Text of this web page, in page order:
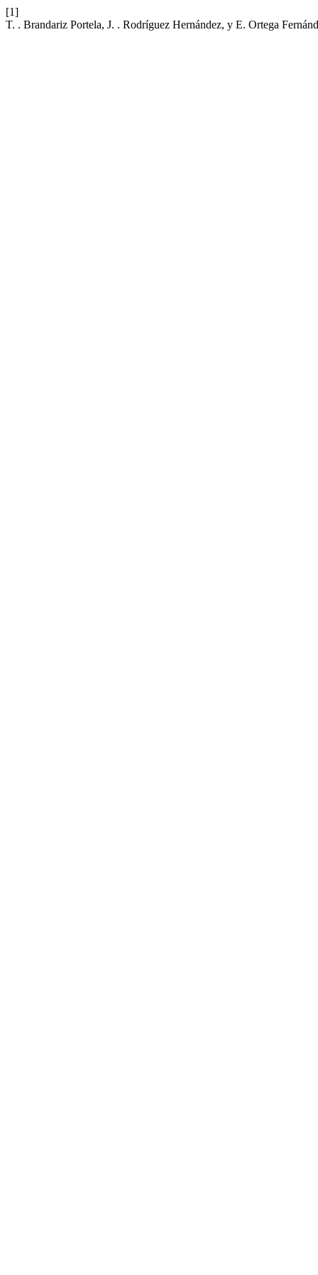
[1]
T. . Brandariz Portela, J. . Rodríguez Hernández, y E. Ortega